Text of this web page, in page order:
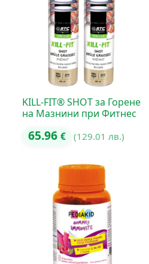
KILL-FIT® SHOT за Горене
на Мазнини при Фитнес
65.96 € (129.01 лв.)